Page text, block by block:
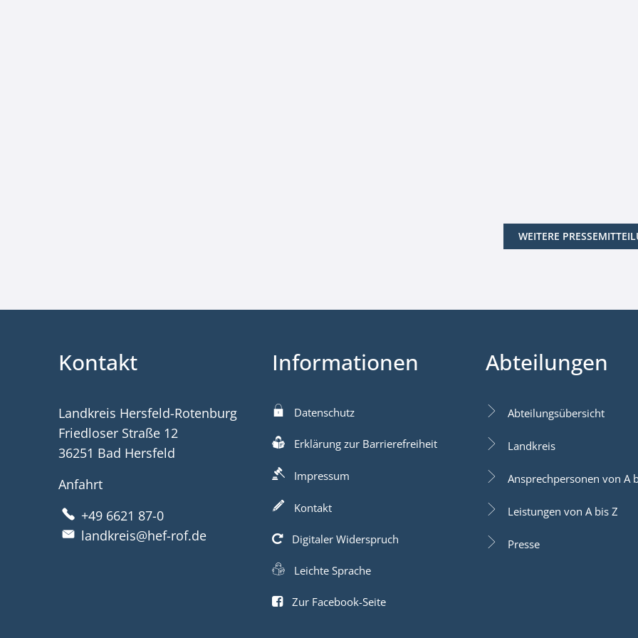
WEITERE
Kontakt
Landkreis Hersfeld-Rotenburg
Friedloser Straße 12
36251 Bad Hersfeld
Anfahrt
+49 6621 87-0
landkreis@hef-rof.de
Informationen
Datenschutz
Erklärung zur Barrierefreiheit
Impressum
Kontakt
Digitaler Widerspruch
Leichte Sprache
Zur Facebook-Seite
Abteilungen
Abteilungsübersicht
Landkreis
Ansprechpersonen von A
Leistungen von A bis Z
Presse